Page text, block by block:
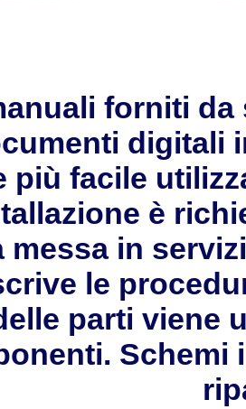
forniti
digitali
più facile
è
messa in
le
parti viene
Schemi